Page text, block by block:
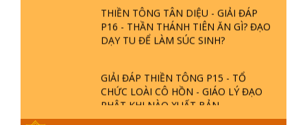
THIỀN TÔNG TÂN DIỆU - GIẢI ĐÁP
P16 - THẦN THÁNH TIÊN ĂN GÌ? ĐẠO
DẠY TU ĐỂ LÀM SÚC SINH?
GIẢI ĐÁP THIỀN TÔNG P15 - TỔ
CHỨC LOÀI CÔ HỒN - GIÁO LÝ ĐẠO
PHẬT KHI NÀO XUẤT BẢN